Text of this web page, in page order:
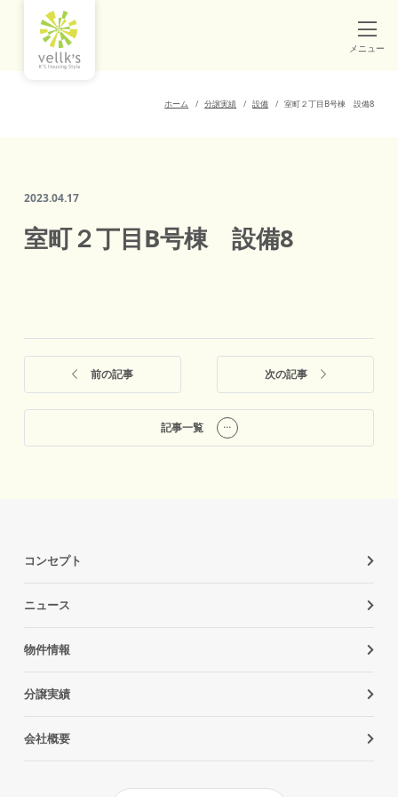
メニュー
ホーム 分譲実績 設備 室町２丁目B号棟 設備8
2023.04.17
室町２丁目B号棟 設備8
前の記事
記事一覧
次の記事
コンセプト
ニュース
物件情報
分譲実績
会社概要